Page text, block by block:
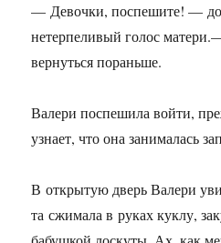
— Девочки, поспешите! —
нетерпеливый голос
вернуться пораньше.
Валери поспешила войти,
узнает, что она занималась
В открытую дверь Валери
та сжимала в руках куклу,